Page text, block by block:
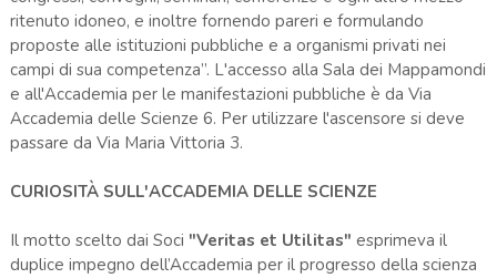
ritenuto idoneo, e inoltre fornendo pareri e formulando
proposte alle istituzioni pubbliche e a organismi privati nei
campi di sua competenza”. L'accesso alla Sala dei Mappamondi
e all'Accademia per le manifestazioni pubbliche è da Via
Accademia delle Scienze 6. Per utilizzare l'ascensore si deve
passare da Via Maria Vittoria 3.
CURIOSITÀ SULL'ACCADEMIA DELLE SCIENZE
Il motto scelto dai Soci "Veritas et Utilitas" esprimeva il
duplice impegno dell’Accademia per il progresso della scienza